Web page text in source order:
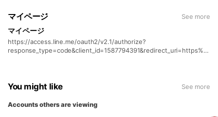
マイページ See more
マイページ
https://access.line.me/oauth2/v2.1/authorize?
response_type=code&client_id=1587794391&redirect_uri=https%3
You might like See more
Accounts others are viewing